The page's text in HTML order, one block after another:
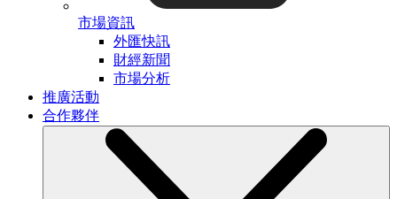
市場資訊
外匯快訊
財經新聞
市場分析
推廣活動
合作夥伴